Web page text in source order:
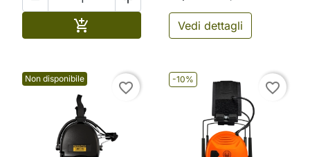
 Aggiungi al carrelloVedi dettagli
Non disponibile
favorite_border
-10%
favorite_border